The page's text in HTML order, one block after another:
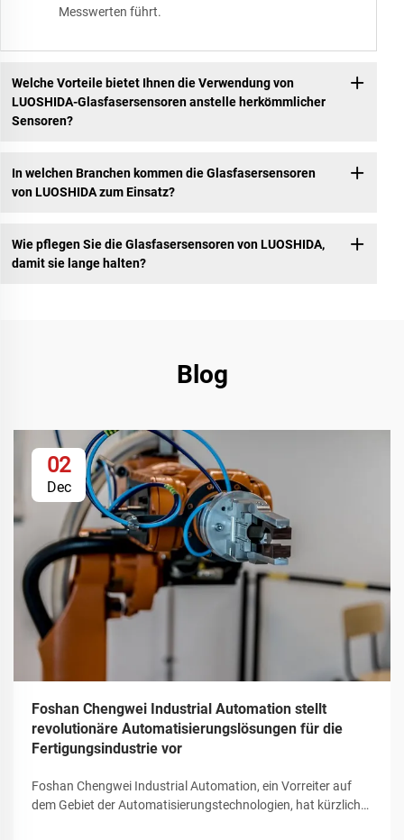
Messwerten führt.
Welche Vorteile bietet Ihnen die Verwendung von
LUOSHIDA-Glasfasersensoren anstelle herkömmlicher
Sensoren?
In welchen Branchen kommen die Glasfasersensoren
von LUOSHIDA zum Einsatz?
Wie pflegen Sie die Glasfasersensoren von LUOSHIDA,
damit sie lange halten?
Blog
02
Dec
Foshan Chengwei Industrial Automation stellt
revolutionäre Automatisierungslösungen für die
Fertigungsindustrie vor
Foshan Chengwei Industrial Automation, ein Vorreiter auf
dem Gebiet der Automatisierungstechnologien, hat kürzlich